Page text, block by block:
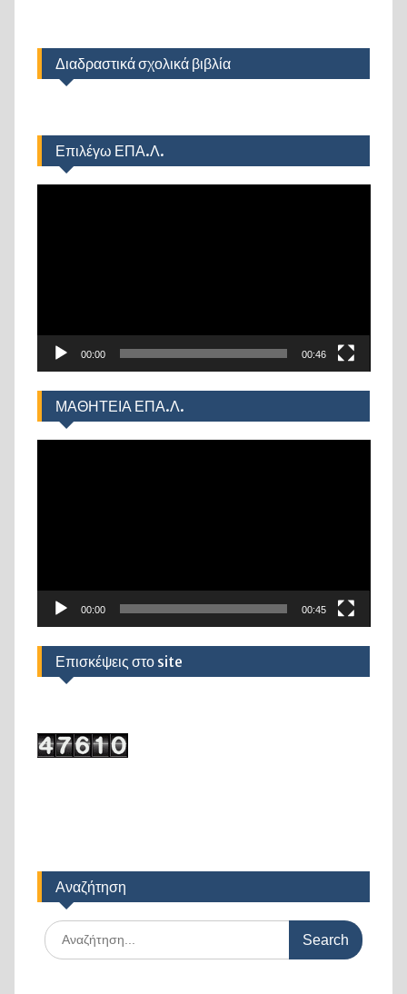
Διαδραστικά σχολικά βιβλία
Επιλέγω ΕΠΑ.Λ.
00:00 00:46
ΜΑΘΗΤΕΙΑ ΕΠΑ.Λ.
00:00 00:45
Επισκέψεις στο site
Αναζήτηση
Search
for: